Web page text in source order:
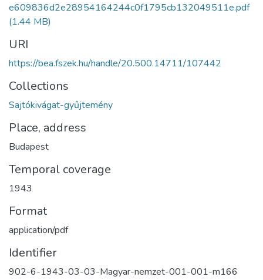
e609836d2e28954164244c0f1795cb132049511e.pdf
(1.44 MB)
URI
https://bea.fszek.hu/handle/20.500.14711/107442
Collections
Sajtókivágat-gyűjtemény
Place, address
Budapest
Temporal coverage
1943
Format
application/pdf
Identifier
902-6-1943-03-03-Magyar-nemzet-001-001-m166